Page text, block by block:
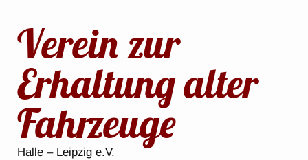
Verein zur
Erhaltung alter
Fahrzeuge
Halle – Leipzig e.V.